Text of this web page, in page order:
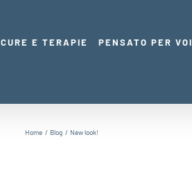
CURE E TERAPIE PENSATO PER VOI
Home Blog New look!